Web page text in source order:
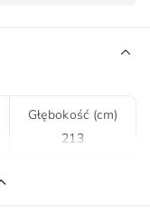
Głębokość (cm)
213